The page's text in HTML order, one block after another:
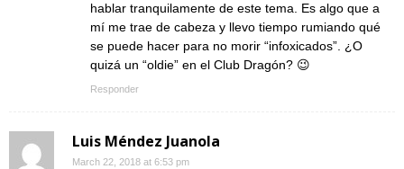
hablar tranquilamente de este tema. Es algo que a
mí me trae de cabeza y llevo tiempo rumiando qué
se puede hacer para no morir “infoxicados”. ¿O
quizá un “oldie” en el Club Dragón? 😉
Responder
Luis Méndez Juanola
March 22, 2018 at 6:53 pm